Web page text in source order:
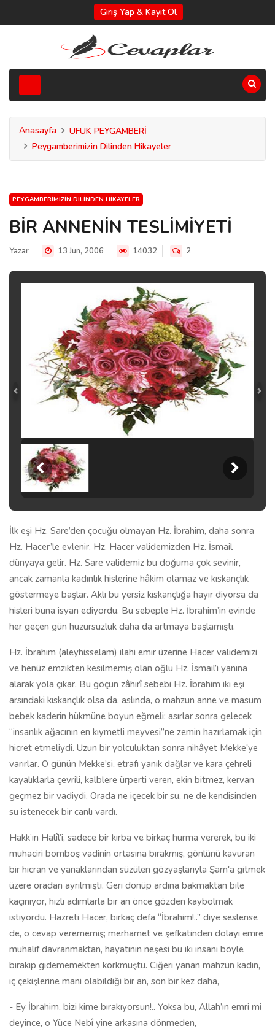
Giriş Yap & Kayıt Ol
Anasayfa
UFUK PEYGAMBERİ
Peygamberimizin Dilinden Hikayeler
PEYGAMBERIMIZIN DILINDEN HIKAYELER
BİR ANNENİN TESLİMİYETİ
Yazar 13 Jun, 2006 14032 2
İlk eşi Hz. Sare’den çocuğu olmayan Hz. İbrahim, daha sonra
Hz. Hacer’le evlenir. Hz. Hacer validemizden Hz. İsmail
dünyaya gelir. Hz. Sare validemiz bu doğuma çok sevinir,
ancak zamanla kadınlık hislerine hâkim olamaz ve kıskançlık
göstermeye başlar. Aklı bu yersiz kıskançlığa hayır diyorsa da
hisleri buna isyan ediyordu. Bu sebeple Hz. İbrahim’in evinde
her geçen gün huzursuzluk daha da artmaya başlamıştı.
Hz. İbrahim (aleyhisselam) ilahi emir üzerine Hacer validemizi
ve henüz emzikten kesilmemiş olan oğlu Hz. İsmail’i yanına
alarak yola çıkar. Bu göçün zâhirî sebebi Hz. İbrahim iki eşi
arsındaki kıskançlık olsa da, aslında, o mahzun anne ve masum
bebek kaderin hükmüne boyun eğmeli; asırlar sonra gelecek
“insanlık ağacının en kıymetli meyvesi”ne zemin hazırlamak için
hicret etmeliydi. Uzun bir yolculuktan sonra nihâyet Mekke'ye
varırlar. O günün Mekke’si, etrafı yanık dağlar ve kara çehreli
kayalıklarla çevrili, kalblere ürperti veren, ekin bitmez, kervan
geçmez bir vadiydi. Orada ne içecek bir su, ne de kendisinden
su istenecek bir canlı vardı.
Hakk’ın Halîl’i, sadece bir kırba ve birkaç hurma vererek, bu iki
muhaciri bomboş vadinin ortasına bırakmış, gönlünü kavuran
bir hicran ve yanaklarından süzülen gözyaşlarıyla Şam'a gitmek
üzere oradan ayrılmıştı. Geri dönüp ardına bakmaktan bile
kaçınıyor, hızlı adımlarla bir an önce gözden kaybolmak
istiyordu. Hazreti Hacer, birkaç defa “İbrahim!..” diye seslense
de, o cevap verememiş; merhamet ve şefkatinden dolayı emre
muhalif davranmaktan, hayatının neşesi bu iki insanı böyle
bırakıp gidememekten korkmuştu. Ciğeri yanan mahzun kadın,
iç çekişlerine mani olabildiği bir an, son bir kez daha,
- Ey İbrahim, bizi kime bırakıyorsun!.. Yoksa bu, Allah’ın emri mi
deyince, o Yüce Nebî yine arkasına dönmeden,